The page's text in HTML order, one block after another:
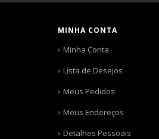
MINHA CONTA
Minha Conta
Lista de Desejos
Meus Pedidos
Meus Endereços
Detalhes Pessoais